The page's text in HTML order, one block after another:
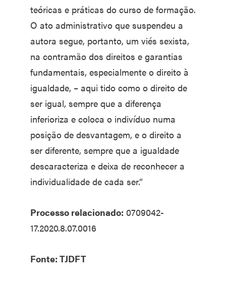
teóricas e práticas do curso de formação.
O ato administrativo que suspendeu a
autora segue, portanto, um viés sexista,
na contramão dos direitos e garantias
fundamentais, especialmente o direito à
igualdade, – aqui tido como o direito de
ser igual, sempre que a diferença
inferioriza e coloca o indivíduo numa
posição de desvantagem, e o direito a
ser diferente, sempre que a igualdade
descaracteriza e deixa de reconhecer a
individualidade de cada ser.”
Processo relacionado: 0709042-
17.2020.8.07.0016
Fonte: TJDFT